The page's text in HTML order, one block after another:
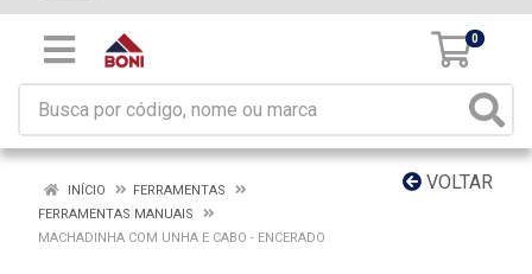
0
VOLTAR
INÍCIO
FERRAMENTAS
FERRAMENTAS MANUAIS
MACHADINHA COM UNHA E CABO - ENCERADO